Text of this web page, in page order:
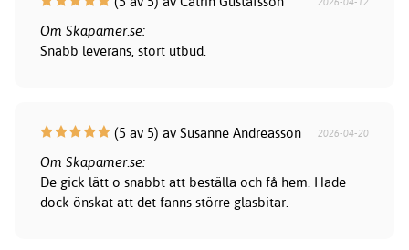
Om Skapamer.se:
Snabb leverans, stort utbud.
(5 av 5) av Susanne Andreasson 2026-04-20
Om Skapamer.se:
De gick lätt o snabbt att beställa och få hem. Hade
dock önskat att det fanns större glasbitar.